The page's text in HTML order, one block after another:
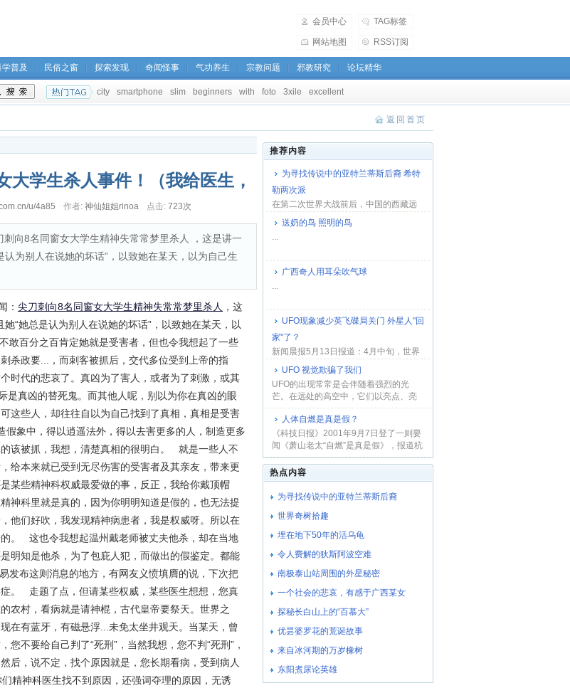
会员中心 TAG标签
网站地图 RSS订阅
学普及 民俗之窗 探索发现 奇闻怪事 气功养生 宗教问题 邪教研究 论坛精华
city smartphone slim beginners with foto 3xile excellent
返回首页
大学生杀人事件！（我给医生，
u/4a85 作者: 神仙姐姐rinoa 点击: 723次
向8名同窗女大学生精神失常常梦里杀人 ，这是讲一
为别人在说她的坏话”，以致她在某天，以为自己生
： 尖刀刺向8名同窗女大学生精神失常常梦里杀人 ，这
“她总是认为别人在说她的坏话”，以致她在某天，以
百分之百肯定她就是受害者，但也令我想起了一些
杀政要...，而刺客被抓后，交代多位受到上帝的指
时代的悲哀了。真凶为了害人，或者为了刺激，或其
是真凶的替死鬼。而其他人呢，别以为你在真凶的眼
这些人，却往往自以为自己找到了真相，真相是受害
象中，得以逍遥法外，得以去害更多的人，制造更多
该被抓，我想，清楚真相的很明白。 就是一些人不
给本来就已受到无尽伤害的受害者及其亲友，带来更
某些精神科权威最爱做的事，反正，我给你戴顶帽
神科里就是真的，因为你明明知道是假的，也无法提
他们好吹，我发现精神病患者，我是权威呀。所以在
。 这也令我想起温州戴老师被丈夫他杀，却在当地
明知是他杀，为了包庇人犯，而做出的假鉴定。都能
发布这则消息的地方，有网友义愤填膺的说，下次把
。 走题了点，但请某些权威，某些医生想想，您真
农村，看病就是请神棍，古代皇帝要祭天。世界之
在有蓝牙，有磁悬浮...未免太坐井观天。当某天，曾
不要给自己判了“死刑”，当然我想，您不判“死刑”，
后，说不定，找个原因就是，您长期看病，受到病人
精神科医生找不到原因，还强词夺理的原因，无诱
推荐内容
为寻找传说中的亚特兰蒂斯后裔 希特
勒两次派
在第二次世界大战前后，中国的西藏远
离战区，躲过了战火与硝烟，但并没有
躲过纳粹德国...
送奶的鸟 照明的鸟
...
广西奇人用耳朵吹气球
...
UFO现象减少英飞碟局关门 外星人"回
家"了？
新闻晨报5月13日报道：4月中旬，世界
上最大和最正规的不明飞行物研究机构
―――英国飞...
UFO 视觉欺骗了我们
UFO的出现常常是会伴随着强烈的光
芒。在远处的高空中，它们以亮点、亮
条、亮盘、亮 环...
人体自燃是真是假？
《科技日报》2001年9月7日登了一则要
闻《萧山老太“自燃”是真是假》，报道杭
州市萧山...
热点内容
为寻找传说中的亚特兰蒂斯后裔
世界奇树拾趣
埋在地下50年的活乌龟
令人费解的狄斯阿波空难
南极泰山站周围的外星秘密
一个社会的悲哀，有感于广西某女
探秘长白山上的“百慕大”
优昙婆罗花的荒诞故事
来自冰河期的万岁橡树
东阳煮尿论英雄